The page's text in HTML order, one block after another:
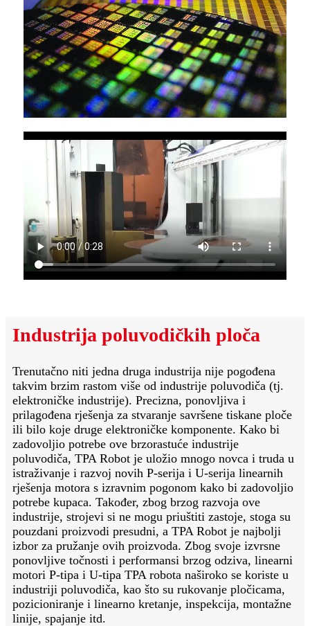
Industrija poluvodičkih ploča
Trenutačno niti jedna druga industrija nije pogođena
takvim brzim rastom više od industrije poluvodiča (tj.
elektroničke industrije). Precizna, ponovljiva i
prilagođena rješenja za stvaranje savršene tiskane ploče
ili bilo koje druge elektroničke komponente. Kako bi
zadovoljio potrebe ove brzorastuće industrije
poluvodiča, TPA Robot je uložio mnogo novca i truda u
istraživanje i razvoj novih P-serija i U-serija linearnih
rješenja motora s izravnim pogonom kako bi zadovoljio
potrebe kupaca. Također, zbog brzog razvoja ove
industrije, strojevi si ne mogu priuštiti zastoje, stoga su
pouzdani proizvodi presudni, a TPA Robot je najbolji
izbor za pružanje ovih proizvoda. Zbog svoje izvrsne
ponovljive točnosti i performansi brzog odziva, linearni
motori P-tipa i U-tipa TPA robota naširoko se koriste u
industriji poluvodiča, kao što su rukovanje pločicama,
pozicioniranje i linearno kretanje, inspekcija, montažne
linije, spajanje itd.